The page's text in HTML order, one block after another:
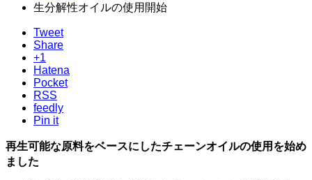
生分解性オイルの使用開始
Tweet
Share
+1
Hatena
Pocket
RSS
feedly
Pin it
再生可能な原料をベースにしたチェーンオイルの使用を始め
ました